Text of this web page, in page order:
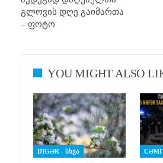
გლოვის დღე გაიმართა
– ფოტო
YOU MIGHT ALSO
DIGƏR - ᲡᲮᲕᲐ